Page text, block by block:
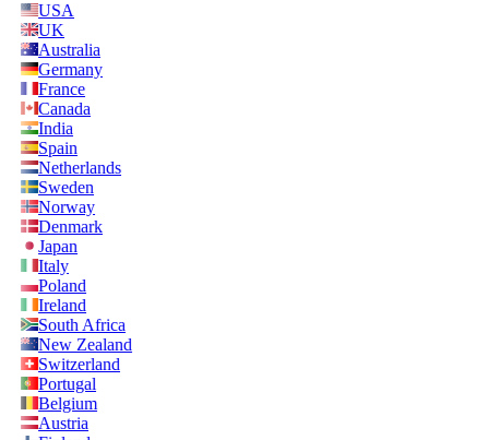
USA
UK
Australia
Germany
France
Canada
India
Spain
Netherlands
Sweden
Norway
Denmark
Japan
Italy
Poland
Ireland
South Africa
New Zealand
Switzerland
Portugal
Belgium
Austria